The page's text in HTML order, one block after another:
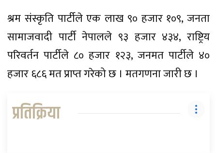
श्रम संस्कृति पार्टीले एक लाख ९० हजार १०९, जनता
सामाजवादी पार्टी नेपालले ९३ हजार ४३४, राष्ट्रिय
परिवर्तन पार्टीले ८० हजार १२३, जनमत पार्टीले ४०
हजार ६८६ मत प्राप्त गरेको छ । मतगणना जारी छ ।
प्रतिक्रिया